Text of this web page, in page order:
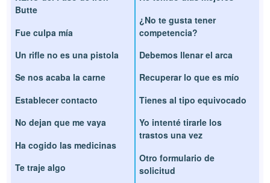
Butte
Fue culpa mía
Un rifle no es una pistola
Se nos acaba la carne
Establecer contacto
No dejan que me vaya
Ha cogido las medicinas
Te traje algo
¿No te gusta tener
competencia?
Debemos llenar el arca
Recuperar lo que es mío
Tienes al tipo equivocado
Yo intenté tirarle los
trastos una vez
Otro formulario de
solicitud